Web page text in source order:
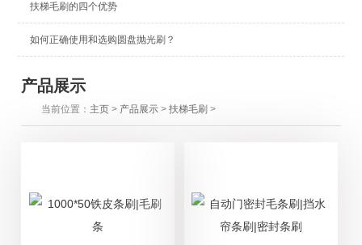
扶梯毛刷的四个优势
如何正确使用和选购圆盘抛光刷？
产品展示
当前位置： 主页 > 产品展示 >扶梯毛刷 >